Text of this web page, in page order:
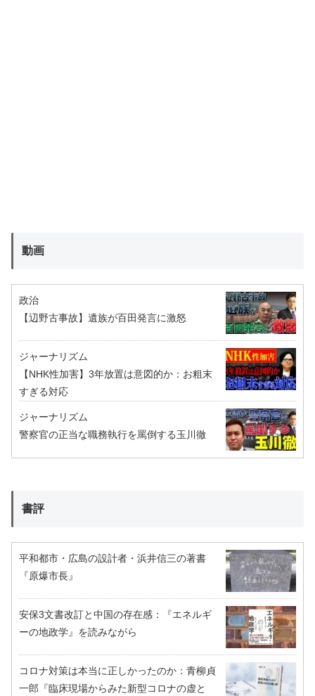
動画
政治
【辺野古事故】遺族が百田発言に激怒
ジャーナリズム
【NHK性加害】3年放置は意図的か：お粗末
すぎる対応
ジャーナリズム
警察官の正当な職務執行を罵倒する玉川徹
書評
平和都市・広島の設計者・浜井信三の著書
『原爆市長』
安保3文書改訂と中国の存在感：『エネルギ
ーの地政学』を読みながら
コロナ対策は本当に正しかったのか：青柳貞
一郎『臨床現場からみた新型コロナの虚と